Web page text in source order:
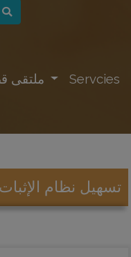
Servcies
تسهيل نظام